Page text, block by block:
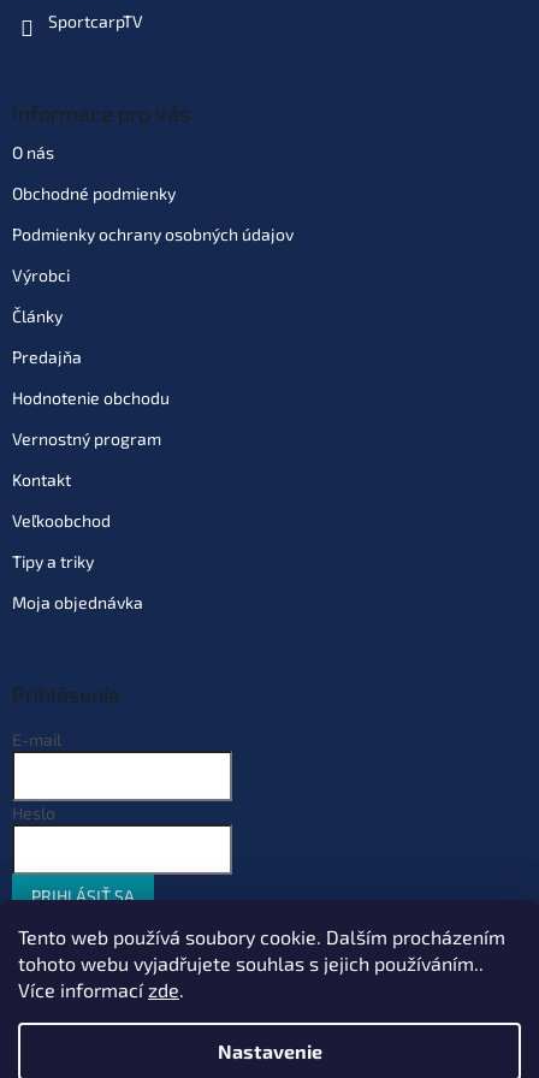
Tento web používá soubory cookie. Dalším procházením
tohoto webu vyjadřujete souhlas s jejich používáním..
Více informacízde.
Nastavenie
SportcarpTV
Informace pro vás
O nás
Obchodné podmienky
Podmienky ochrany osobných údajov
Výrobci
Články
Predajňa
Hodnotenie obchodu
Vernostný program
Kontakt
Veľkoobchod
Tipy a triky
Moja objednávka
Prihlásenie
E-mail
Heslo
PRIHLÁSIŤ SA
Nová registrácia
Zabudnuté heslo